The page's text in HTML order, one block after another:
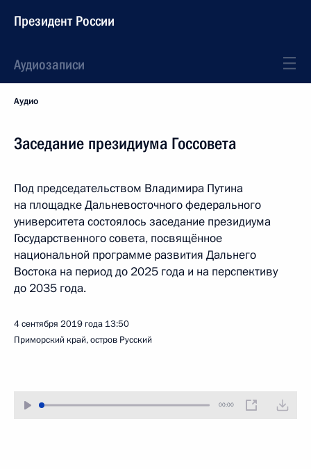
Президент России
Аудиозаписи
Аудио
Заседание президиума Госсовета
Под председательством Владимира Путина
на площадке Дальневосточного федерального
университета состоялось заседание президиума
Государственного совета, посвящённое
национальной программе развития Дальнего
Востока на период до 2025 года и на перспективу
до 2035 года.
4 сентября 2019 года 13:50
Приморский край, остров Русский
00:00